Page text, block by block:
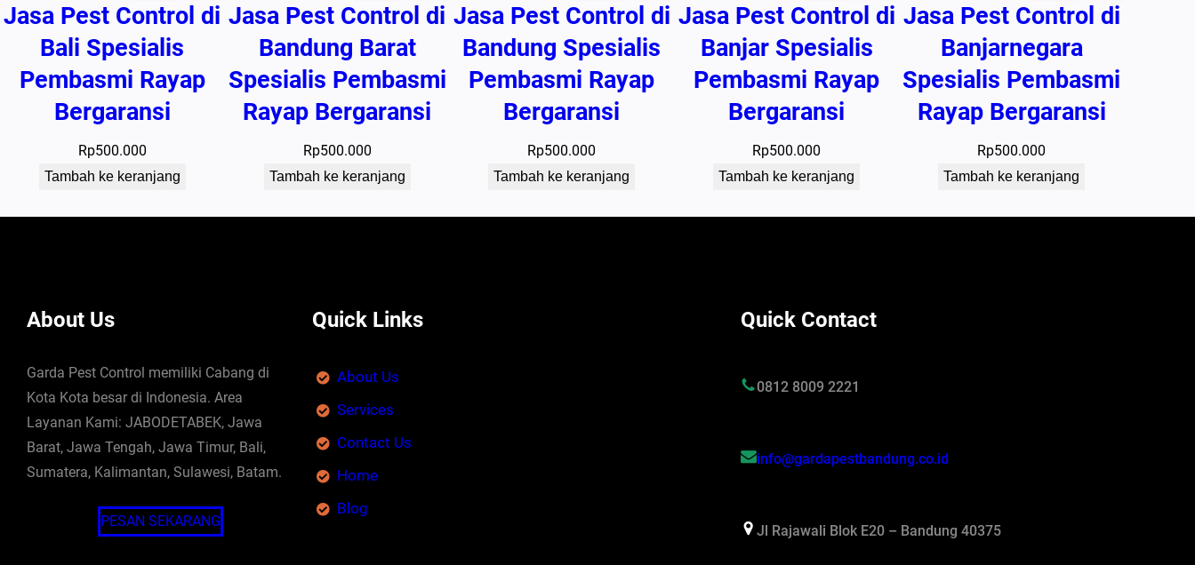
Jasa Pest Control di
Bali Spesialis
Pembasmi Rayap
Bergaransi
Rp500.000
Tambah ke keranjang
Jasa Pest Control di
Bandung Barat
Spesialis Pembasmi
Rayap Bergaransi
Rp500.000
Tambah ke keranjang
Jasa Pest Control di
Bandung Spesialis
Pembasmi Rayap
Bergaransi
Rp500.000
Tambah ke keranjang
Jasa Pest Control di
Banjar Spesialis
Pembasmi Rayap
Bergaransi
Rp500.000
Tambah ke keranjang
Jasa Pest Control di
Banjarnegara
Spesialis Pembasmi
Rayap Bergaransi
Rp500.000
Tambah ke keranjang
About Us
Garda Pest Control memiliki Cabang di
Kota Kota besar di Indonesia. Area
Layanan Kami: JABODETABEK, Jawa
Barat, Jawa Tengah, Jawa Timur, Bali,
Sumatera, Kalimantan, Sulawesi, Batam.
PESAN SEKARANG
Quick Links
About Us
Services
Contact Us
Home
Blog
Quick Contact
0812 8009 2221
info@gardapestbandung.co.id
Jl Rajawali Blok E20 – Bandung 40375